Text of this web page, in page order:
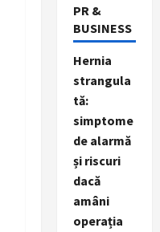
PR &
BUSINESS
Hernia
strangula
tă:
simptome
de alarmă
și riscuri
dacă
amâni
operația